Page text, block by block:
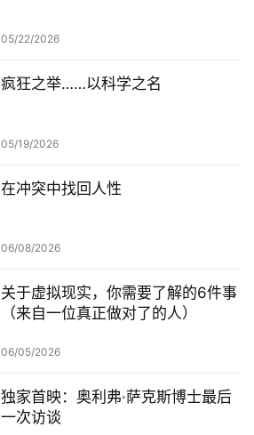
05/22/2026
疯狂之举……以科学之名
05/19/2026
在冲突中找回人性
06/08/2026
关于虚拟现实，你需要了解的6件事
（来自一位真正做对了的人）
06/05/2026
独家首映：奥利弗·萨克斯博士最后
一次访谈